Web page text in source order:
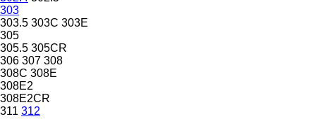
303
303.5 303C 303E
305
305.5 305CR
306 307 308
308C 308E
308E2
308E2CR
311 312